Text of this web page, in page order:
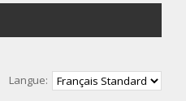
Langue: